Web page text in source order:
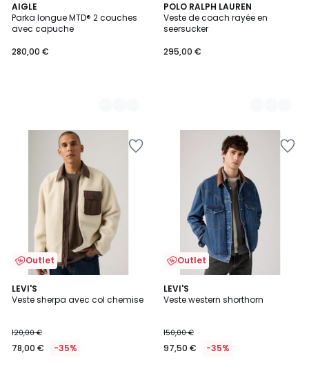
AIGLE
Parka longue MTD® 2 couches
avec capuche
280,00 €
2
Couleurs
POLO RALPH LAUREN
Veste de coach rayée en
seersucker
295,00 €
2
Couleurs
Outlet
LEVI'S
Veste sherpa avec col chemise
120,00 €
78,00 € -35%
4,9
/ 5
2
Couleurs
Outlet
LEVI'S
Veste western shorthorn
150,00 €
97,50 € -35%
4,9
/ 5
2
Couleurs